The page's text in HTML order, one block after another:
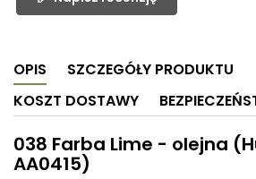
OPIS
SZCZEGÓŁY PRODUKTU
KOSZT DOSTAWY
038 Farba Lime - olejna
AA0415)